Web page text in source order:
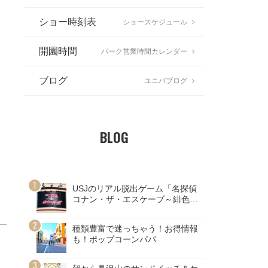
ショー時刻表 ショースケジュール
開園時間 パーク営業時間カレンダー
ブログ ユニバブログ
BLOG
USJのリアル脱出ゲーム「名探偵
コナン・ザ・エスケープ～緋色の
種類豊富で迷っちゃう！お得情報
も！ポップコーンパパ